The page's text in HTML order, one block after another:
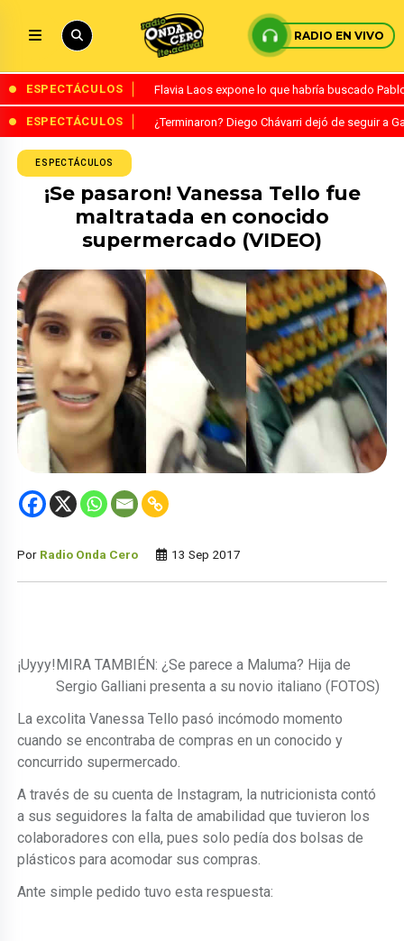
RADIO EN VIVO
ESPECTÁCULOS Flavia Laos expone lo que habría buscado
ESPECTÁCULOS ¿Terminaron? Diego Chávarri dejó de seguir a
ESPECTÁCULOS
¡Se pasaron! Vanessa Tello fue
maltratada en conocido
supermercado (VIDEO)
Por Radio Onda Cero 13 Sep 2017
¡Uyyy!MIRA TAMBIÉN: ¿Se parece a Maluma? Hija de
Sergio Galliani presenta a su novio italiano (FOTOS)
La excolita Vanessa Tello pasó incómodo momento
cuando se encontraba de compras en un conocido y
concurrido supermercado.
A través de su cuenta de Instagram, la nutricionista contó
a sus seguidores la falta de amabilidad que tuvieron los
colaboradores con ella, pues solo pedía dos bolsas de
plásticos para acomodar sus compras.
Ante simple pedido tuvo esta respuesta: